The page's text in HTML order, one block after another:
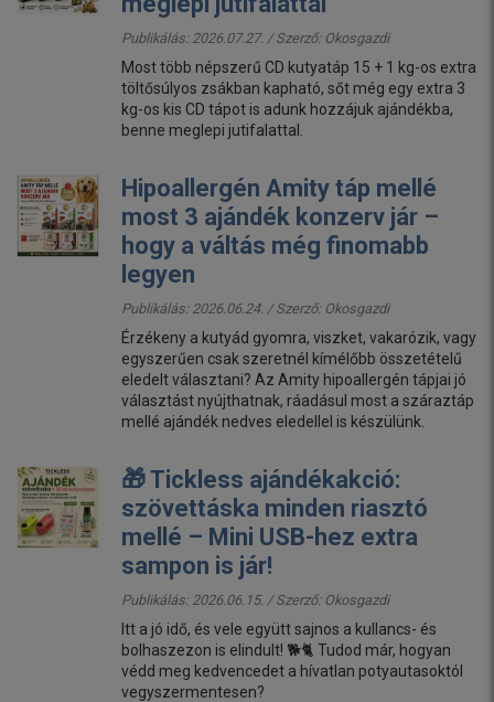
Publikálás: 2026.07.27. / Szerző: Okosgazdi
Most több népszerű CD kutyatáp 15 + 1 kg-os extra
töltősúlyos zsákban kapható, sőt még egy extra 3
kg-os kis CD tápot is adunk hozzájuk ajándékba,
benne meglepi jutifalattal.
Hipoallergén Amity táp mellé
most 3 ajándék konzerv jár –
hogy a váltás még finomabb
legyen
Publikálás: 2026.06.24. / Szerző: Okosgazdi
Érzékeny a kutyád gyomra, viszket, vakarózik, vagy
egyszerűen csak szeretnél kímélőbb összetételű
eledelt választani? Az Amity hipoallergén tápjai jó
választást nyújthatnak, ráadásul most a száraztáp
mellé ajándék nedves eledellel is készülünk.
🎁 Tickless ajándékakció:
szövettáska minden riasztó
mellé – Mini USB-hez extra
sampon is jár!
Publikálás: 2026.06.15. / Szerző: Okosgazdi
Itt a jó idő, és vele együtt sajnos a kullancs- és
bolhaszezon is elindult! 🐕🐈 Tudod már, hogyan
védd meg kedvencedet a hívatlan potyautasoktól
vegyszermentesen?